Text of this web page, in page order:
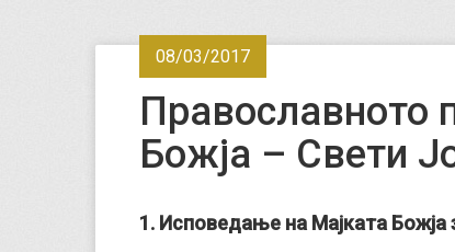
08/03/2017
Православното
Божја – Свети
1. Исповедање на Мајката Божја